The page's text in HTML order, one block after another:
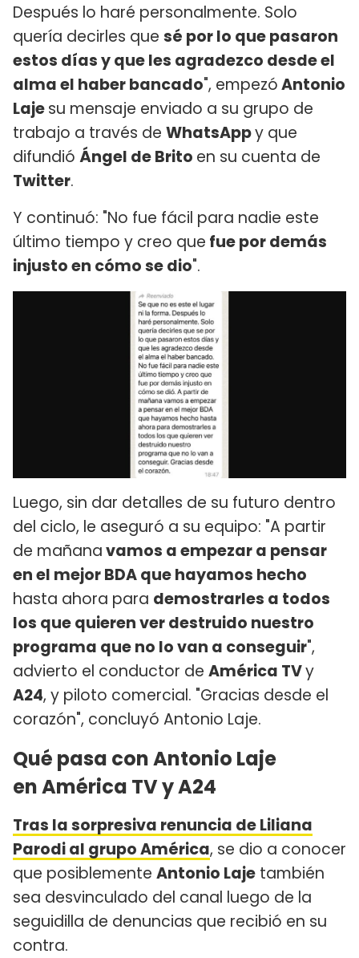
Después lo haré personalmente. Solo
quería decirles que sé por lo que pasaron
estos días y que les agradezco desde el
alma el haber bancado", empezóAntonio
Lajesu mensaje enviado a su grupo de
trabajo a través de WhatsAppy que
difundió Ángel de Brito en su cuenta de
Twitter.
Y continuó: "No fue fácil para nadie este
último tiempo y creo que fue por demás
injusto en cómo se dio".
Luego, sin dar detalles de su futuro dentro
del ciclo, le aseguró a su equipo: "A partir
de mañanavamos a empezar a pensar
en el mejor BDA que hayamos hecho
hasta ahora para demostrarles a todos
los que quieren ver destruido nuestro
programa que no lo van a conseguir",
advierto el conductor de América TVy
A24, y piloto comercial. "Gracias desde el
corazón", concluyó Antonio Laje.
Qué pasa con Antonio Laje
en América TV y A24
Tras la sorpresiva renuncia de Liliana
Parodi al grupo América, se dio a conocer
que posiblemente Antonio Laje también
sea desvinculado del canal luego de la
seguidilla de denuncias que recibió en su
contra.